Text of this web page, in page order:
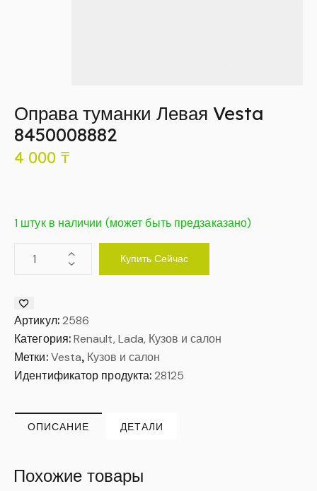
Оправа туманки Левая Vesta
8450008882
4 000 ₸
1 штук в наличии (может быть предзаказано)
Купить Сейчас
Артикул: 2586
Категория:Renault, Lada, Кузов и салон
Метки: Vesta, Кузов и салон
Идентификатор продукта:28125
ОПИСАНИЕ ДЕТАЛИ
Похожие товары